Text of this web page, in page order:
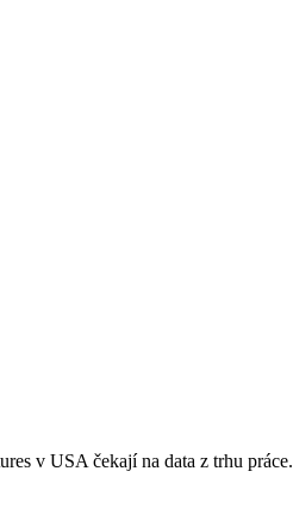
v USA čekají na data z trhu práce.